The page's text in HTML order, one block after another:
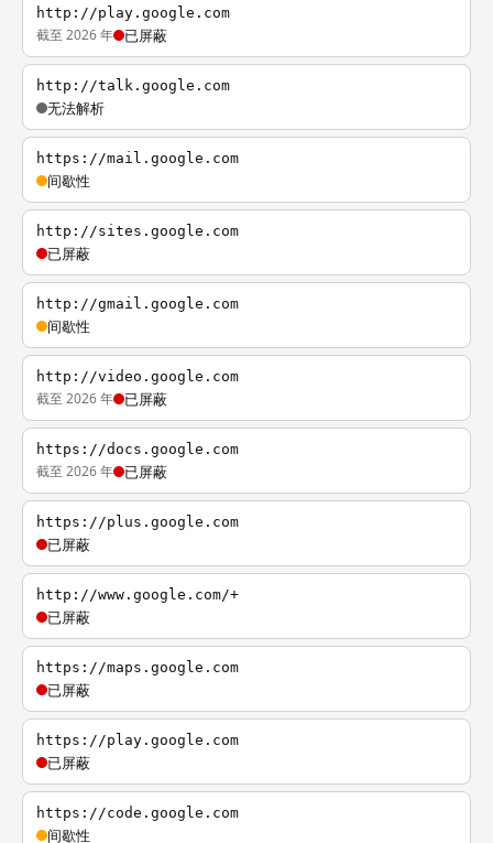
http://play.google.com
截至 2026 年 已屏蔽
http://talk.google.com
无法解析
https://mail.google.com
间歇性
http://sites.google.com
已屏蔽
http://gmail.google.com
间歇性
http://video.google.com
截至 2026 年 已屏蔽
https://docs.google.com
截至 2026 年 已屏蔽
https://plus.google.com
已屏蔽
http://www.google.com/+
已屏蔽
https://maps.google.com
已屏蔽
https://play.google.com
已屏蔽
https://code.google.com
间歇性